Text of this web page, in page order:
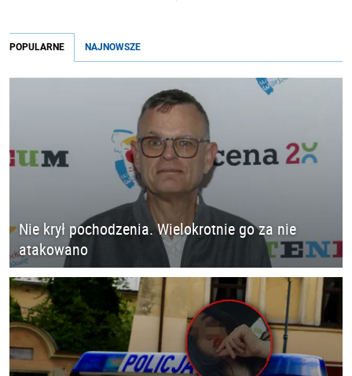
POPULARNE NAJNOWSZE
Nie krył pochodzenia. Wielokrotnie go za nie
atakowano